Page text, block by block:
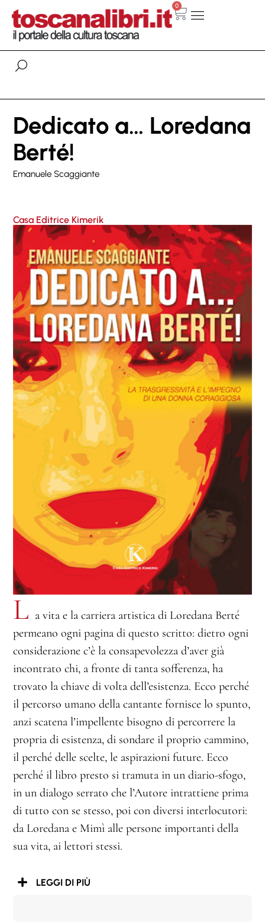
0
Dedicato a… Loredana
Berté!
Emanuele Scaggiante
Casa Editrice Kimerik
L a vita e la carriera artistica di Loredana Berté
permeano ogni pagina di questo scritto: dietro ogni
considerazione c’è la consapevolezza d’aver già
incontrato chi, a fronte di tanta sofferenza, ha
trovato la chiave di volta dell’esistenza. Ecco perché
il percorso umano della cantante fornisce lo spunto,
anzi scatena l’impellente bisogno di percorrere la
propria di esistenza, di sondare il proprio cammino,
il perché delle scelte, le aspirazioni future. Ecco
perché il libro presto si tramuta in un diario-sfogo,
in un dialogo serrato che l’Autore intrattiene prima
di tutto con se stesso, poi con diversi interlocutori:
da Loredana e Mimì alle persone importanti della
sua vita, ai lettori stessi.
LEGGI DI PIÙ